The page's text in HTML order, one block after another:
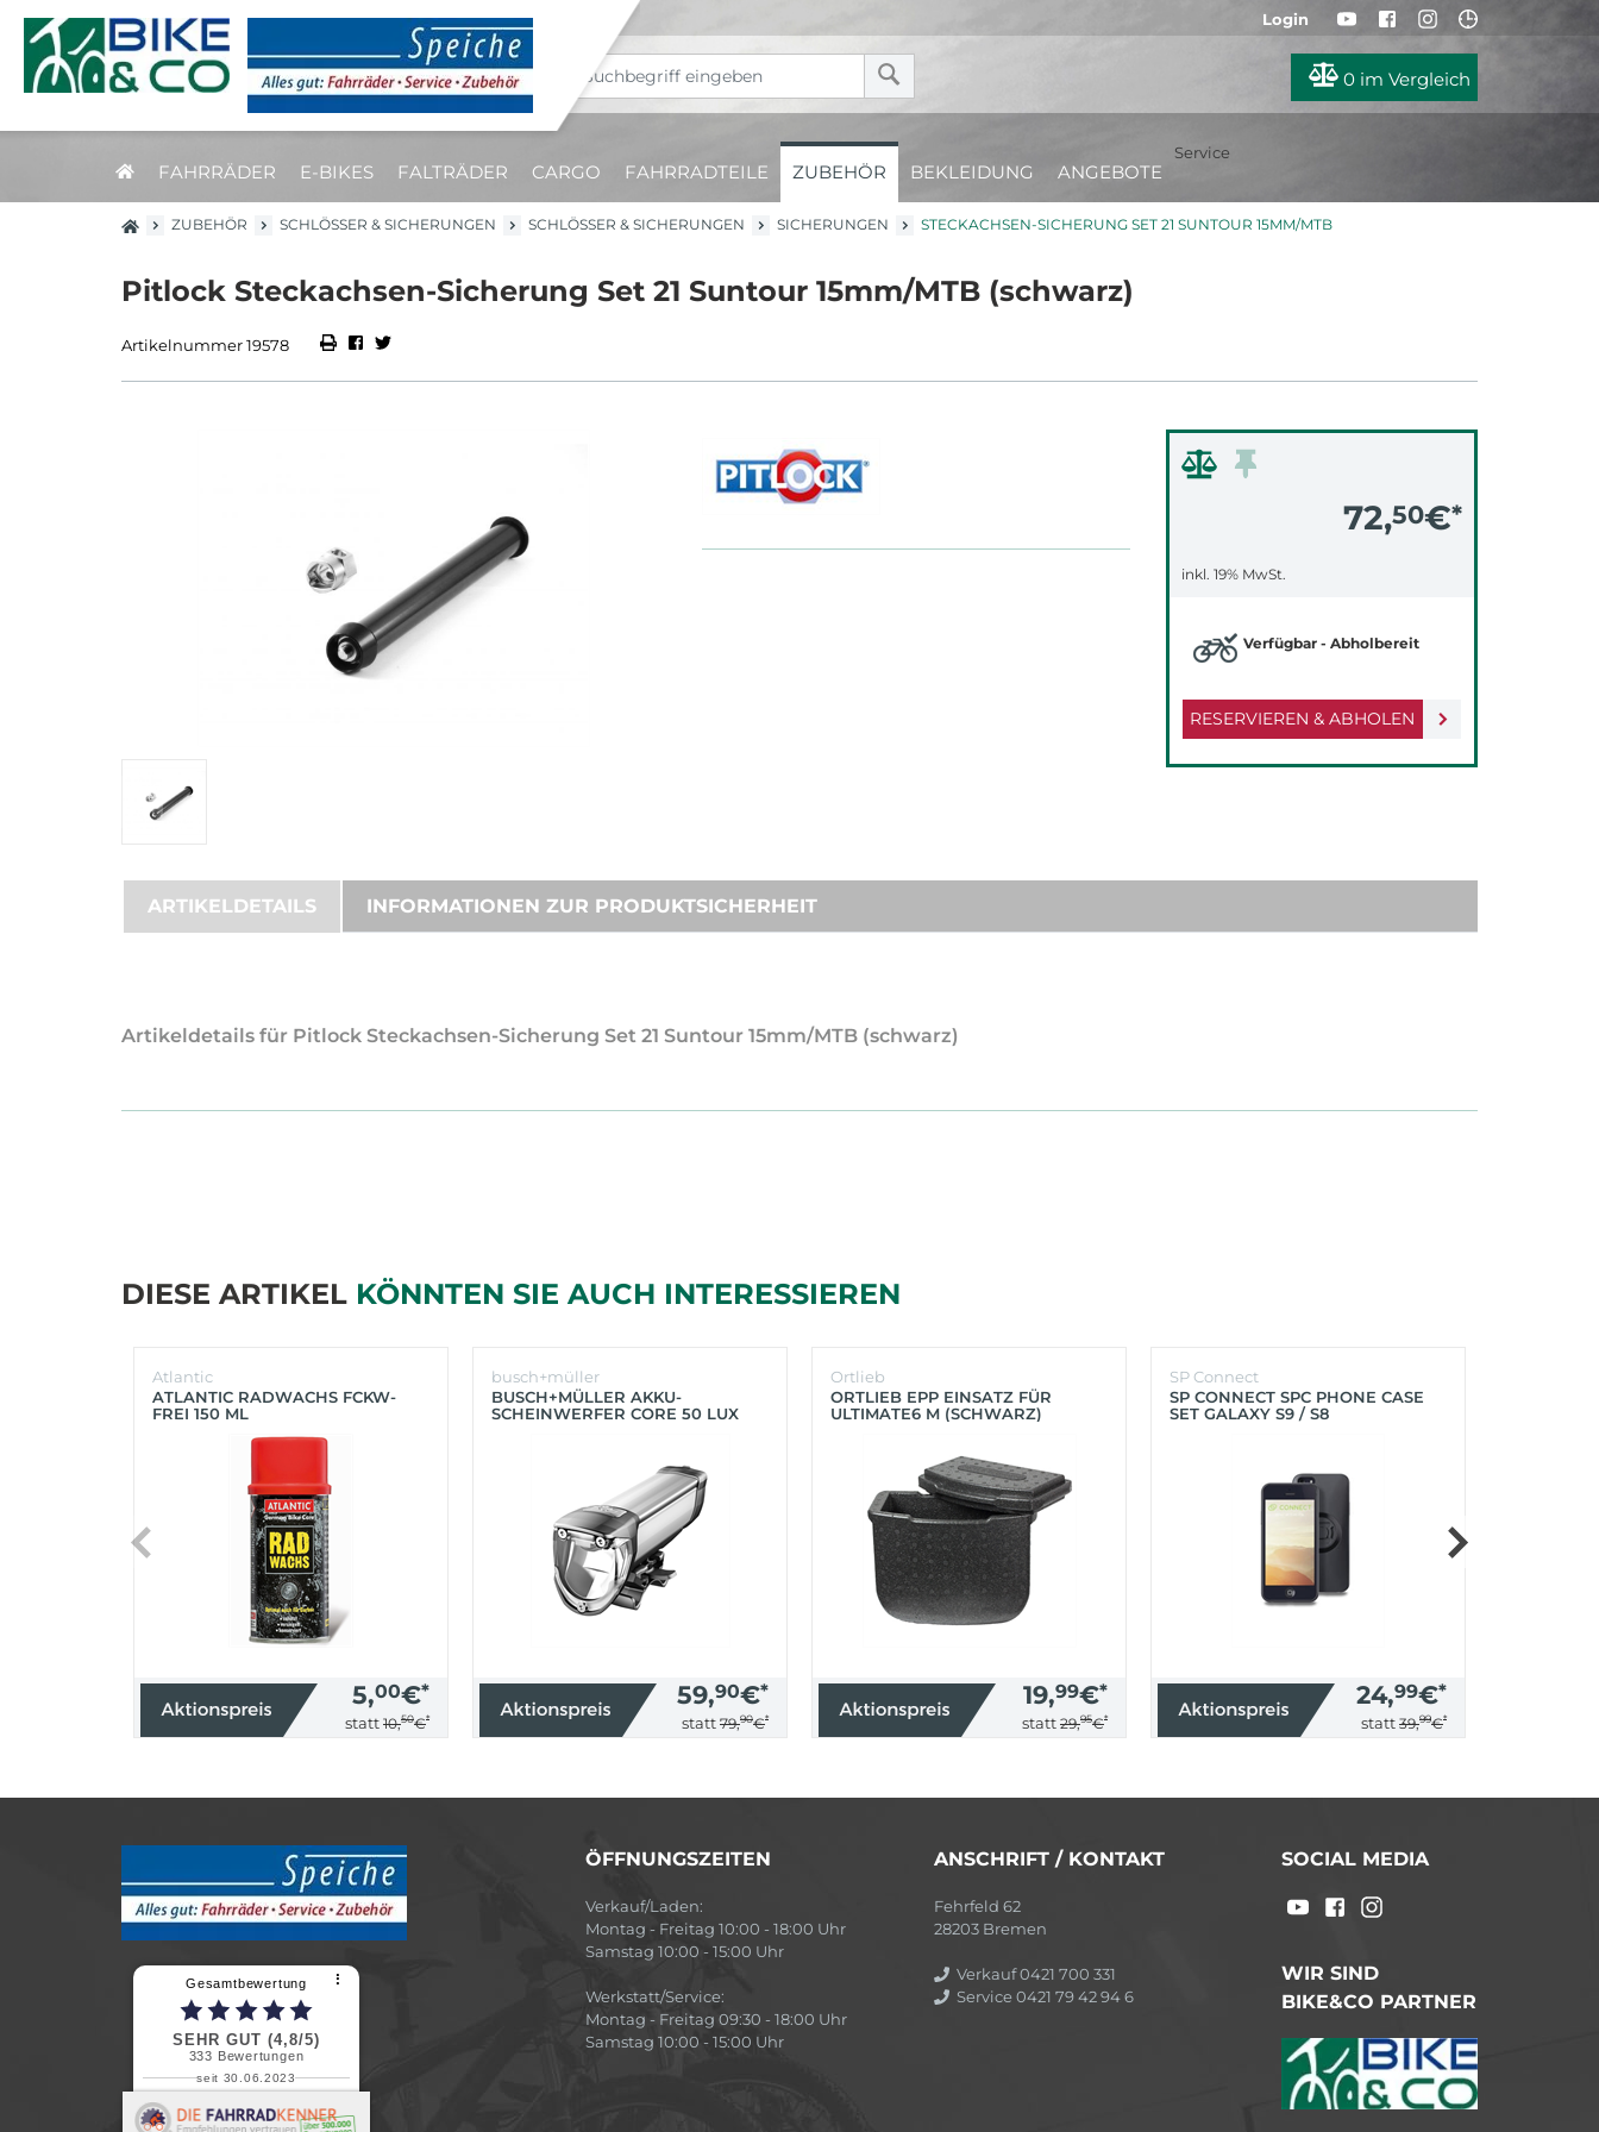
Login
0 im Vergleich
FAHRRÄDER E-BIKES FALTRÄDER CARGO FAHRRADTEILE ZUBEHÖR BEKLEIDUNG ANGEBOTE
Service
ZUBEHÖR SCHLÖSSER & SICHERUNGEN SCHLÖSSER & SICHERUNGEN SICHERUNGEN STECKACHSEN-SICHERUNG SET 21 SUNTOUR 15MM/MTB
Pitlock Steckachsen-Sicherung Set 21 Suntour 15mm/MTB (schwarz)
Artikelnummer 19578
72,50€*
inkl. 19% MwSt.
RESERVIEREN & ABHOLEN
Verfügbar - Abholbereit
ARTIKELDETAILS INFORMATIONEN ZUR PRODUKTSICHERHEIT
Artikeldetails für Pitlock Steckachsen-Sicherung Set 21 Suntour 15mm/MTB (schwarz)
DIESE ARTIKEL KÖNNTEN SIE AUCH INTERESSIEREN
Atlantic
ATLANTIC RADWACHS FCKW-
FREI 150 ML
5,00€*
statt 10,50€*
busch+müller
BUSCH+MÜLLER AKKU-
SCHEINWERFER CORE 50 LUX
59,90€*
statt 79,90€*
Ortlieb
ORTLIEB EPP EINSATZ FÜR
ULTIMATE6 M (SCHWARZ)
19,99€*
statt 29,95€*
SP Connect
SP CONNECT SPC PHONE CASE
SET GALAXY S9 / S8
24,99€*
statt 39,99€*
Gesamtbewertung ⠇
SEHR GUT (4,8/5)
333 Bewertungen
seit 30.06.2023
Renate H.
ÖFFNUNGSZEITEN
Verkauf/Laden:
Montag - Freitag 10:00 - 18:00 Uhr
Samstag 10:00 - 15:00 Uhr
Werkstatt/Service:
Montag - Freitag 09:30 - 18:00 Uhr
Samstag 10:00 - 15:00 Uhr
ANSCHRIFT / KONTAKT
Fehrfeld 62
28203 Bremen
Verkauf 0421 700 331
Service 0421 79 42 94 6
SOCIAL MEDIA
WIR SIND
BIKE&CO PARTNER